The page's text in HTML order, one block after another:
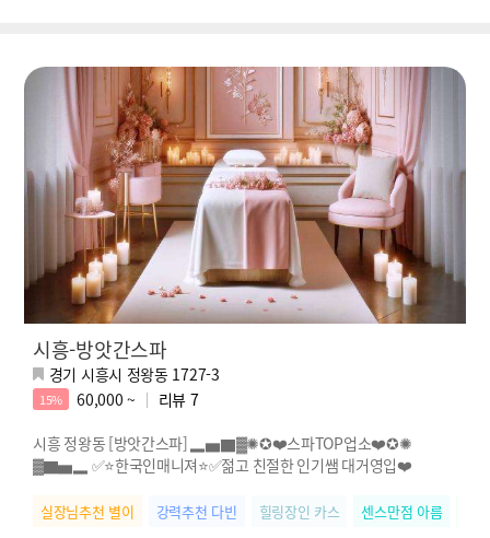
시흥-방앗간스파
경기 시흥시 정왕동 1727-3
15% 60,000 ~ 리뷰 7
시흥 정왕동 [방앗간스파] ▂▅▇▓✺✪❤️스파TOP업소❤️✪✺
▓▇▅▂ ✅⭐한국인매니져⭐✅젊고 친절한 인기쌤 대거영입❤️
실장님추천 별이 강력추천 다빈 힐링장인 카스 센스만점 아름